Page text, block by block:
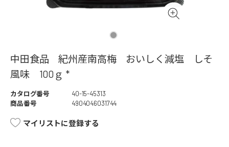
中田食品 紀州産南高梅 おいしく減塩 しそ
風味 100ｇ *
カタログ番号
40-15-45313
商品番号
4904046031744
マイリストに登録する